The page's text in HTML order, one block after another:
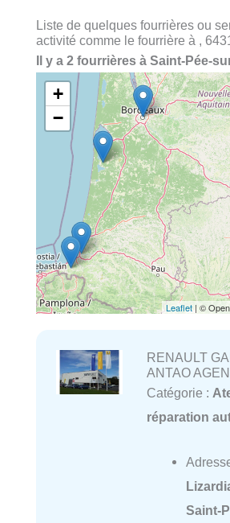
Liste de quelques fourrières ou
activité comme le fourrière à ,
Il y a 2 fourrières à Saint-Pée-
+
−
Leaflet | ©
RENAULT
ANTAO
Catégorie :
réparation
Saint-